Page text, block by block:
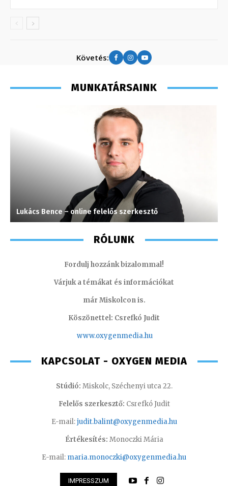
Követés:
MUNKATÁRSAINK
Lukács Bence – online felelős szerkesztő
RÓLUNK
Fordulj hozzánk bizalommal!
Várjuk a témákat és információkat
már Miskolcon is.
Köszönettel: Csrefkó Judit
www.oxygenmedia.hu
KAPCSOLAT - OXYGEN MEDIA
Stúdió: Miskolc, Széchenyi utca 22.
Felelős szerkesztő: Csrefkó Judit
E-mail:judit.balint@oxygenmedia.hu
Értékesítés: Monoczki Mária
E-mail: maria.monoczki@oxygenmedia.hu
IMPRESSZUM